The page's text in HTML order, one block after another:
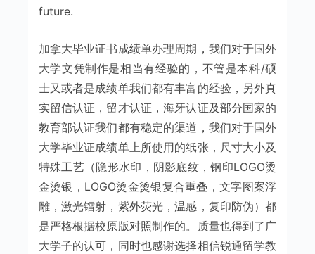
future.
加拿大毕业证书成绩单办理周期，我们对于国外
大学文凭制作是相当有经验的，不管是本科/硕
士又或者是成绩单我们都有丰富的经验，另外真
实留信认证，留才认证，海牙认证及部分国家的
教育部认证我们都有稳定的渠道，我们对于国外
大学毕业证成绩单上所使用的纸张，尺寸大小及
特殊工艺（隐形水印，阴影底纹，钢印LOGO烫
金烫银，LOGO烫金烫银复合重叠，文字图案浮
雕，激光镭射，紫外荧光，温感，复印防伪）都
是严格根据校原版对照制作的。质量也得到了广
大学子的认可，同时也感谢选择相信锐通留学教